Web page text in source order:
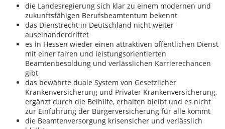
die Landesregierung sich klar zu einem modernen und
zukunftsfähigen Berufsbeamtentum bekennt
das Dienstrecht in Deutschland nicht weiter
auseinanderdriftet
es in Hessen wieder einen attraktiven öffentlichen Dienst
mit einer fairen und leistungsorientierten
Beamtenbesoldung und verlässlichen Karrierechancen
gibt
das bewährte duale System von Gesetzlicher
Krankenversicherung und Privater Krankenversicherung,
ergänzt durch die Beihilfe, erhalten bleibt und es nicht
zur Einführung der Bürgerversicherung für alle kommt
die Beamtenversorgung krisensicher und verlässlich